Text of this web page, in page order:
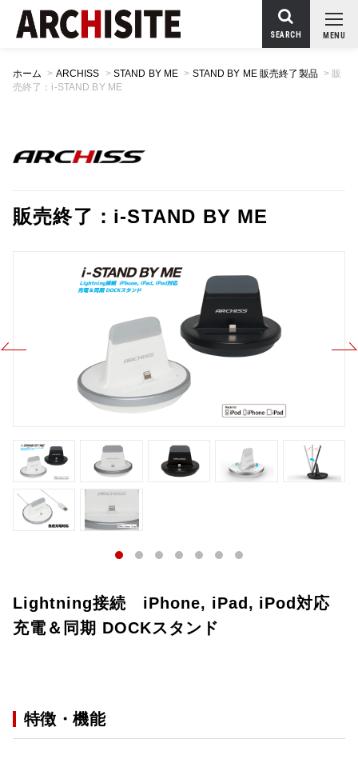
MENU
SEARCH
ホーム > ARCHISS > STAND BY ME > STAND BY ME 販売終了製品 > 販
売終了：i-STAND BY ME
販売終了：i-STAND BY ME
Lightning接続 iPhone, iPad, iPod対応
充電＆同期 DOCKスタンド
特徴・機能